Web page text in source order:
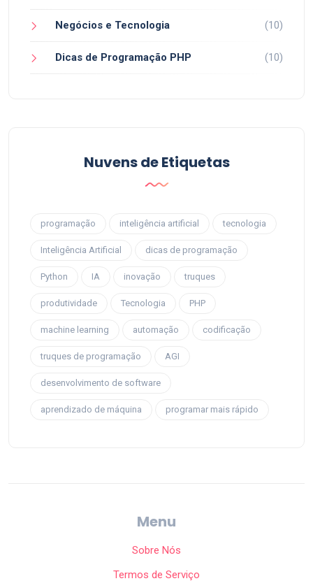
Negócios e Tecnologia (10)
Dicas de Programação PHP (10)
Nuvens de Etiquetas
programação inteligência artificial tecnologia
Inteligência Artificial dicas de programação
Python IA inovação truques
produtividade Tecnologia PHP
machine learning automação codificação
truques de programação AGI
desenvolvimento de software
aprendizado de máquina programar mais rápido
Menu
Sobre Nós
Termos de Serviço